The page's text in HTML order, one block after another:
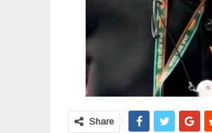
Share